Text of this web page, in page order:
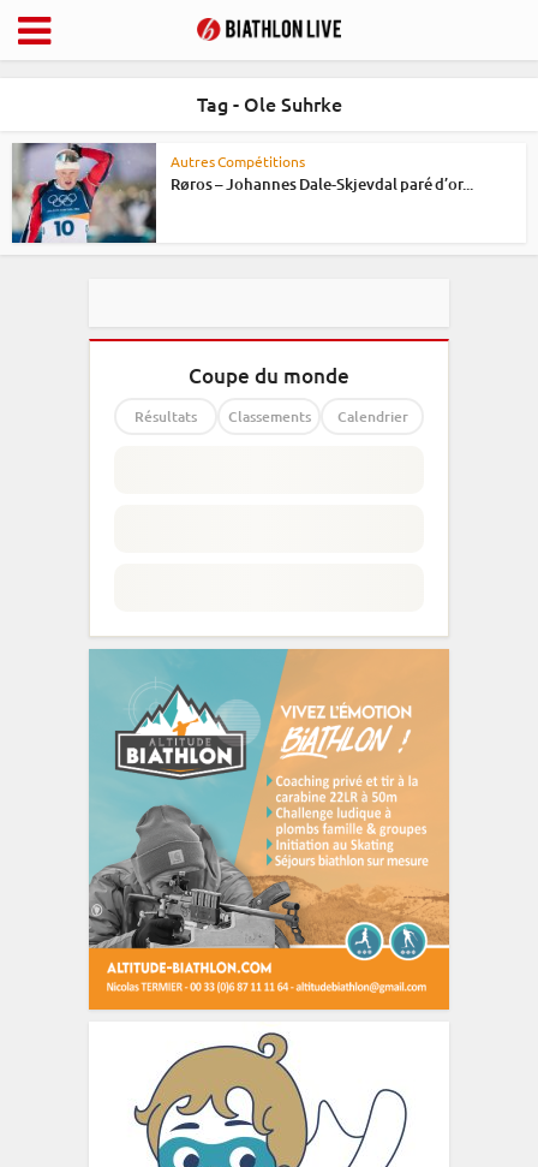
Tag - Ole Suhrke
Autres Compétitions
Røros – Johannes Dale-Skjevdal paré d’or...
Coupe du monde
Résultats Classements Calendrier